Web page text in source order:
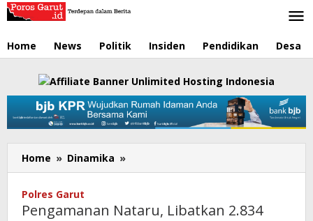
Lewati
ke
Home News Politik Insiden Pendidikan Desa
Home » Dinamika »
Nataru,
Personil
Polres Garut
Pengamanan Nataru, Libatkan 2.834